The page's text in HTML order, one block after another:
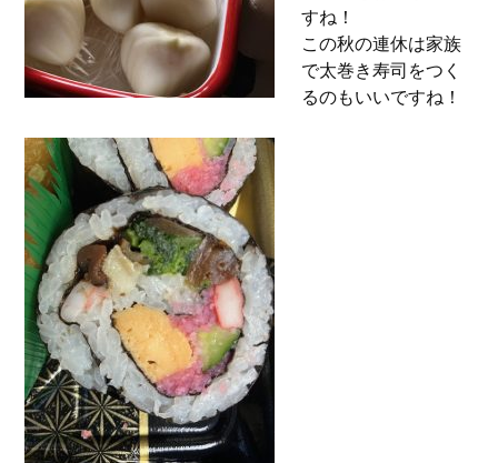
すね！
この秋の連休は家族
で太巻き寿司をつく
るのもいいですね！